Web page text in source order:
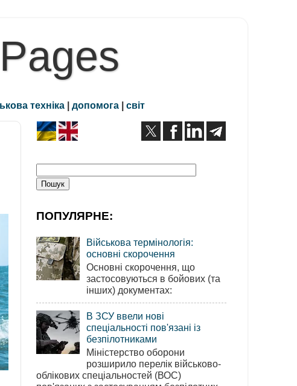
техніка | допомога | світ
ПОПУЛЯРНЕ:
Військова термінологія:
основні скорочення
Основні скорочення, що
застосовуються в бойових (та
інших) документах:
В ЗСУ ввели нові
спеціальності пов'язані із
безпілотниками
Міністерство оборони
розширило перелік військово-
облікових спеціальностей (ВОС)